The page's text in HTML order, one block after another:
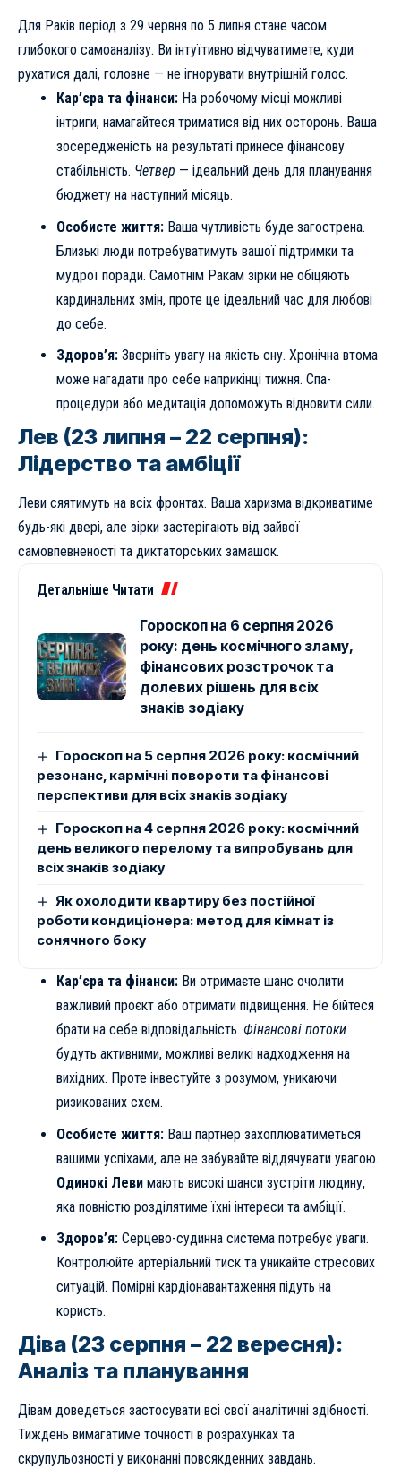
Для Раків період з 29 червня по 5 липня стане часом
глибокого самоаналізу. Ви інтуїтивно відчуватимете, куди
рухатися далі, головне — не ігнорувати внутрішній голос.
Кар’єра та фінанси:На робочому місці можливі
інтриги, намагайтеся триматися від них осторонь. Ваша
зосередженість на результаті принесе фінансову
стабільність. Четвер — ідеальний день для планування
бюджету на наступний місяць.
Особисте життя:Ваша чутливість буде загострена.
Близькі люди потребуватимуть вашої підтримки та
мудрої поради. Самотнім Ракам зірки не обіцяють
кардинальних змін, проте це ідеальний час для любові
до себе.
Здоров’я:Зверніть увагу на якість сну. Хронічна втома
може нагадати про себе наприкінці тижня. Спа-
процедури або медитація допоможуть відновити сили.
Лев (23 липня – 22 серпня):
Лідерство та амбіції
Леви сяятимуть на всіх фронтах. Ваша харизма відкриватиме
будь-які двері, але зірки застерігають від зайвої
самовпевненості та диктаторських замашок.
Детальніше Читати
Гороскоп на 6 серпня 2026
року: день космічного зламу,
фінансових розстрочок та
долевих рішень для всіх
знаків зодіаку
Гороскоп на 5 серпня 2026 року: космічний
резонанс, кармічні повороти та фінансові
перспективи для всіх знаків зодіаку
Гороскоп на 4 серпня 2026 року: космічний
день великого перелому та випробувань для
всіх знаків зодіаку
Як охолодити квартиру без постійної
роботи кондиціонера: метод для кімнат із
сонячного боку
Кар’єра та фінанси:Ви отримаєте шанс очолити
важливий проєкт або отримати підвищення. Не бійтеся
брати на себе відповідальність. Фінансові потоки
будуть активними, можливі великі надходження на
вихідних. Проте інвестуйте з розумом, уникаючи
ризикованих схем.
Особисте життя:Ваш партнер захоплюватиметься
вашими успіхами, але не забувайте віддячувати увагою.
Одинокі Левимають високі шанси зустріти людину,
яка повністю розділятиме їхні інтереси та амбіції.
Здоров’я:Серцево-судинна система потребує уваги.
Контролюйте артеріальний тиск та уникайте стресових
ситуацій. Помірні кардіонавантаження підуть на
користь.
Діва (23 серпня – 22 вересня):
Аналіз та планування
Дівам доведеться застосувати всі свої аналітичні здібності.
Тиждень вимагатиме точності в розрахунках та
скрупульозності у виконанні повсякденних завдань.